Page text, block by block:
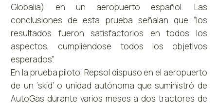
Globalia) en un aeropuerto español. Las
conclusiones de esta prueba señalan que “los
resultados fueron satisfactorios en todos los
aspectos, cumpliéndose todos los objetivos
esperados”.
En la prueba piloto, Repsol dispuso en el aeropuerto
de un ‘skid’ o unidad autónoma que suministró de
AutoGas durante varios meses a dos tractores de